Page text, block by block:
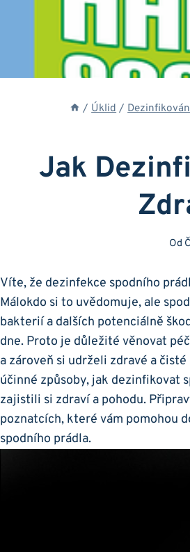
/ Úklid /
Jak
Od
Víte, že dezinfekce spodního
Málokdo si to uvědomuje, ale
bakterií a dalších potenciálně
dne. Proto je důležité věnovat
a zároveň si udrželi zdravé a
účinné způsoby, jak dezinfikovat
zajistili si zdraví a pohodu.
poznatcích, které vám pomohou
spodního prádla.